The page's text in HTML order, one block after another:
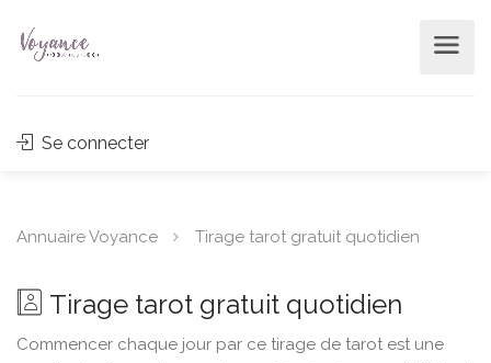
Se connecter
Annuaire Voyance Tirage tarot gratuit quotidien
Tirage tarot gratuit quotidien
Commencer chaque jour par ce tirage de tarot est une